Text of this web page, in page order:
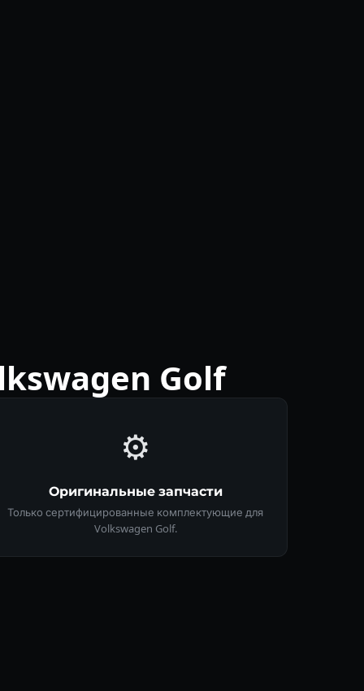
Golf
⚙️
Оригинальные запчасти
Только сертифицированные комплектующие для
Volkswagen Golf.